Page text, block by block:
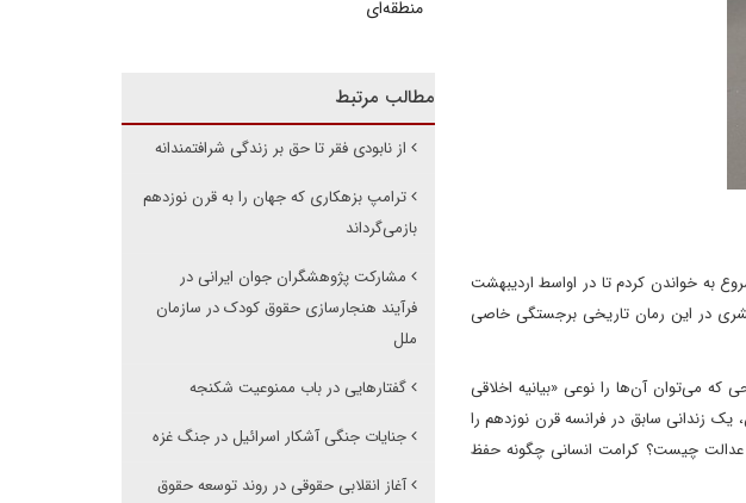
شروع به خواندن کردم تا در اواسط اردیبهشت
بشری در این رمان تاریخی برجستگی خاصی
می‌توان آن‌ها را نوعی «بیانیه اخلاقی
یک زندانی سابق در فرانسه قرن نوزدهم را
عدالت چیست؟ کرامت انسانی چگونه حفظ
منطقه‌ای
مطالب مرتبط
از نابودی فقر تا حق بر زندگی شرافتمندانه
ترامپ بزهکاری که جهان را به قرن نوزدهم
بازمی‌گرداند
مشارکت پژوهشگران جوان ایرانی در
فرآیند هنجارسازی حقوق کودک در سازمان
ملل
گفتارهایی در باب ممنوعیت شکنجه
جنایات جنگی آشکار اسرائیل در جنگ غزه
آغاز انقلابی حقوقی در روند توسعه حقوق